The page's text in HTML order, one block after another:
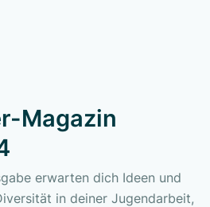
Magazin
erwarten dich Ideen und
in deiner Jugendarbeit,